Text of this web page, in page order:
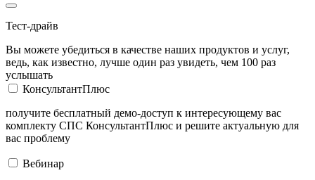
Тест-драйв
Вы можете убедиться в качестве наших продуктов и услуг,
ведь, как известно, лучше один раз увидеть, чем 100 раз
услышать
КонсультантПлюс
получите бесплатный демо-доступ к интересующему вас
комплекту СПС КонсультантПлюс и решите актуальную для
вас проблему
Вебинар